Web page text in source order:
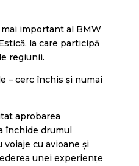
important al BMW
la care participă
regiunii.
– cerc închis și numai
aprobarea
închide drumul
voiaje cu avioane și
unei experiențe